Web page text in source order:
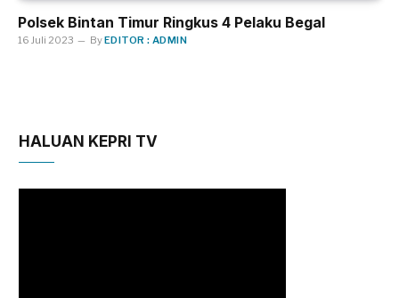
Polsek Bintan Timur Ringkus 4 Pelaku Begal
16 Juli 2023 ByEDITOR : ADMIN
HALUAN KEPRI TV